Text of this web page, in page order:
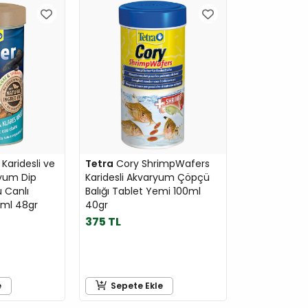
ve
Dip
Canlı
48gr
Tetra Cory ShrimpWafers
Karidesli Akvaryum Çöpçü
Balığı Tablet Yemi 100ml
40gr
375 TL
Sepete Ekle